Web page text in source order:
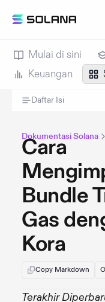
Mulai di sini
Keuangan
Daftar Isi
Dokumentasi Solana
Cara
Bundle
Gas
Kora
Copy Markdown
Terakhir